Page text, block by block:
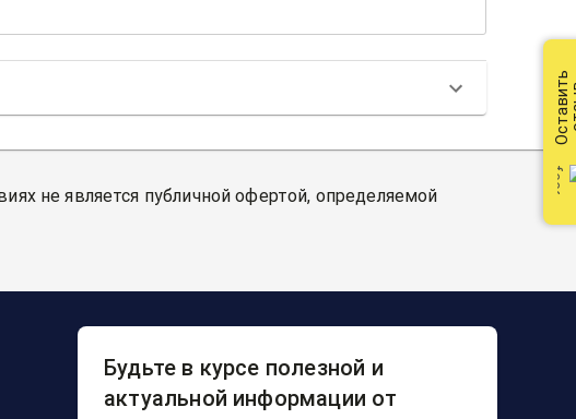
не является публичной офертой, определяемой
Будьте в курсе полезной и
актуальной информации от
Оставить